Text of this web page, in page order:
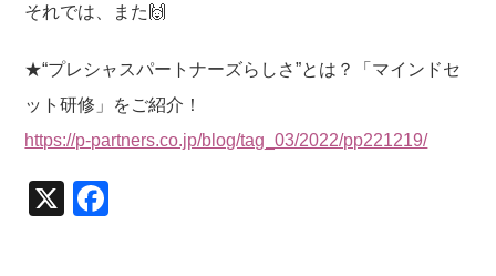
それでは、また🙌
★“プレシャスパートナーズらしさ”とは？「マインドセ
ット研修」をご紹介！
https://p-partners.co.jp/blog/tag_03/2022/pp221219/
X